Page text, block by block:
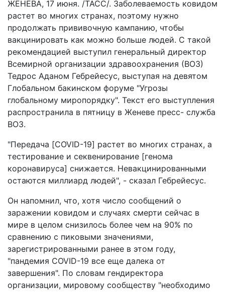
ЖЕНЕВА, 17 июня. /ТАСС/. Заболеваемость ковидом
растет во многих странах, поэтому нужно
продолжать прививочную кампанию, чтобы
вакцинировать как можно больше людей. С такой
рекомендацией выступил генеральный директор
Всемирной организации здравоохранения (ВОЗ)
Тедрос Аданом Гебрейесус, выступая на девятом
Глобальном бакинском форуме "Угрозы
глобальному миропорядку". Текст его выступления
распространила в пятницу в Женеве пресс- служба
ВОЗ.
"Передача [COVID-19] растет во многих странах, а
тестирование и секвенирование [генома
коронавируса] снижается. Невакцинированными
остаются миллиард людей", - сказал Гебрейесус.
Он напомнил, что, хотя число сообщений о
заражении ковидом и случаях смерти сейчас в
мире в целом снизилось более чем на 90% по
сравнению с пиковыми значениями,
зарегистрированными ранее в этом году,
"пандемия COVID-19 все еще далека от
завершения". По словам гендиректора
организации, мировому сообществу "необходимо